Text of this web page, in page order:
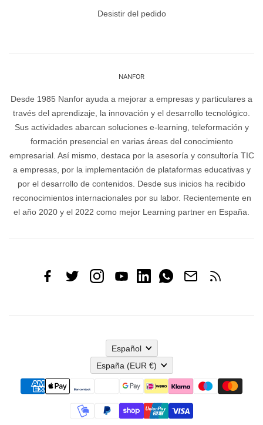
Desistir del pedido
NANFOR
Desde 1985 Nanfor ayuda a mejorar a empresas y particulares a
través del aprendizaje, la innovación y el desarrollo tecnológico.
Sus actividades abarcan soluciones e-learning, teleformación y
formación presencial en varias áreas del conocimiento
empresarial. Así mismo, destaca por la asesoría y consultoría TIC
a empresas, por la implementación de plataformas educativas y
por el desarrollo de contenidos. Desde sus inicios ha recibido
reconocimientos internacionales por su labor. Recientemente en
el año 2020 y el 2022 como mejor Learning partner en España.
Español
España
(EUR €)